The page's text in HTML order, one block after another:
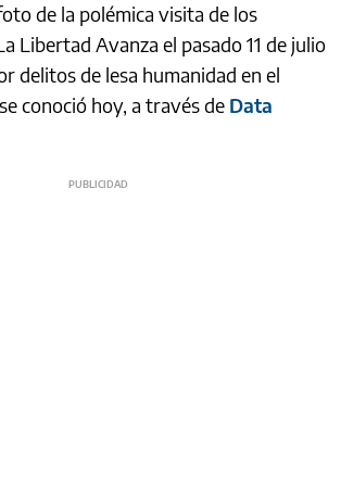
de la polémica visita de los
Libertad Avanza el pasado 11 de julio
delitos de lesa humanidad en el
conoció hoy, a través de Data